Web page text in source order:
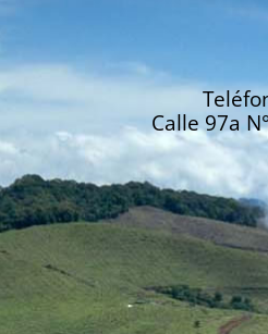
Calle 97a